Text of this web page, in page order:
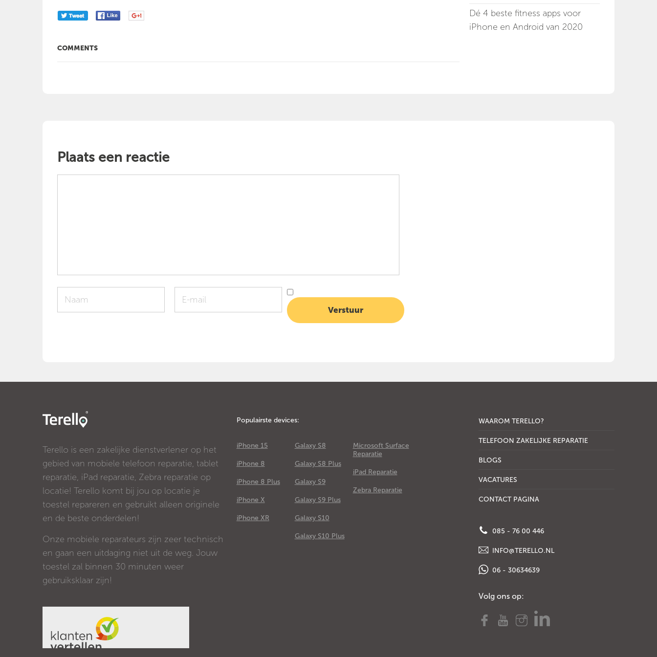
COMMENTS
Dé 4 beste fitness apps voor
iPhone en Android van 2020
Plaats een reactie
Terello is een zakelijke dienstverlener op het
gebied van mobiele telefoon reparatie, tablet
reparatie, iPad reparatie, Zebra reparatie op
locatie! Terello komt bij jou op locatie je
toestel repareren en gebruikt alleen originele
en de beste onderdelen!
Onze mobiele reparateurs zijn zeer technisch
en gaan een uitdaging niet uit de weg. Jouw
toestel zal binnen 30 minuten weer
gebruiksklaar zijn!
Populairste devices:
iPhone 15
iPhone 8
iPhone 8 Plus
iPhone X
iPhone XR
Galaxy S8
Galaxy S8 Plus
Galaxy S9
Galaxy S9 Plus
Galaxy S10
Galaxy S10 Plus
Microsoft Surface
Reparatie
iPad Reparatie
Zebra Reparatie
WAAROM TERELLO?
TELEFOON ZAKELIJKE REPARATIE
BLOGS
VACATURES
CONTACT PAGINA
085 - 76 00 446
INFO@TERELLO.NL
06 - 30634639
Volg ons op: